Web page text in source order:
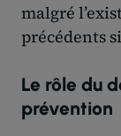
malgré
précédents
Le rôle du
prévention